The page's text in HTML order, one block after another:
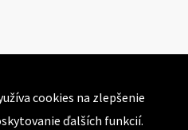
cookies na zlepšenie
ďalších funkcií.